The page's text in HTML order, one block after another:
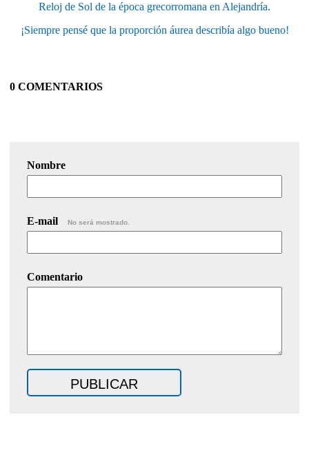
Reloj de Sol de la época grecorromana en Alejandría.
¡Siempre pensé que la proporción áurea describía algo bueno!
0 COMENTARIOS
Nombre
E-mail No será mostrado.
Comentario